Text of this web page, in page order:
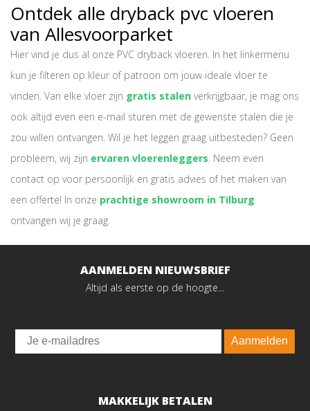
Ontdek alle dryback pvc vloeren
van Allesvoorparket
Hier vind je dus al onze PVC dryback vloeren. In het linkermenu
kun je filteren op kleur of patroon om jouw ideale vloer te
vinden. Van elke vloer zijn gratis stalen verkrijgbaar, je mag ons
ook altijd even een e-mail sturen met de gewenste stalen die je
zou willen ontvangen. Wil je het leggen graag uitbesteden? Geen
probleem, wij zijn ervaren vloerenleggers. Neem even
contact op voor persoonlijk en gratis advies of het maken van
een offerte! In onze prachtige showroom in Tilburg
ontvangen wij je graag.
AANMELDEN NIEUWSBRIEF
Altijd als eerste op de hoogte...
Email
Aanmelden
MAKKELIJK BETALEN